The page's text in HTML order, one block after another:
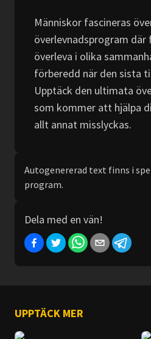
Människor fascineras
överlevnadsprogram
överleva i olika
förberedd när den sista
Upptäck den ultimata
som kommer att hjälpa
allt annat misslyckas.
Autogenererad text finns i
program.
Dela med en vän!
UPPTÄCK MER